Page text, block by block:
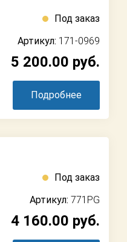
Под заказ
Артикул: 171-0969
5 200.00 руб.
Подробнее
Под заказ
Артикул: 771PG
4 160.00 руб.